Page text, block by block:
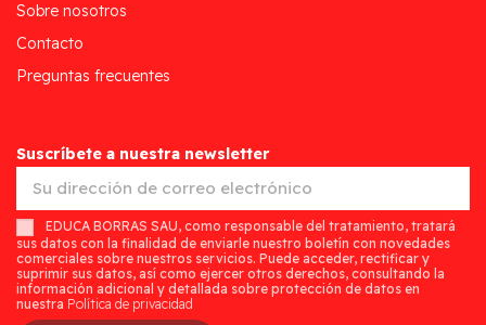
Sobre nosotros
Contacto
Preguntas frecuentes
Suscríbete a nuestra newsletter
EDUCA BORRAS SAU, como responsable del tratamiento, tratará
sus datos con la finalidad de enviarle nuestro boletín con novedades
comerciales sobre nuestros servicios. Puede acceder, rectificar y
suprimir sus datos, así como ejercer otros derechos, consultando la
información adicional y detallada sobre protección de datos en
nuestra Política de privacidad